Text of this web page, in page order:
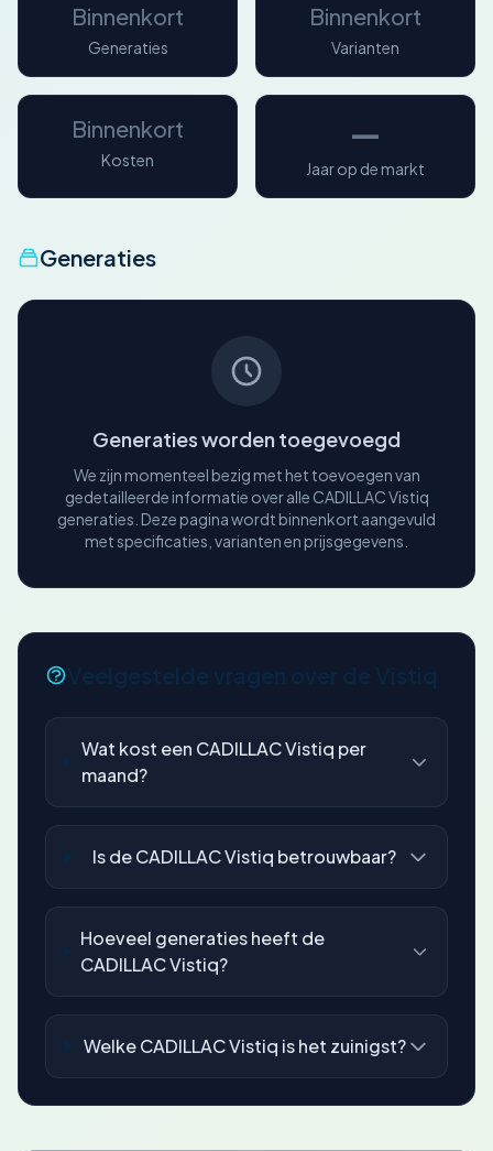
Binnenkort
Generaties
Binnenkort
Varianten
Binnenkort
Kosten
—
Jaar op de markt
Generaties
Generaties worden toegevoegd
We zijn momenteel bezig met het toevoegen van
gedetailleerde informatie over alle CADILLAC Vistiq
generaties. Deze pagina wordt binnenkort aangevuld
met specificaties, varianten en prijsgegevens.
Wat kost een CADILLAC Vistiq per
maand?
Is de CADILLAC Vistiq betrouwbaar?
Hoeveel generaties heeft de
CADILLAC Vistiq?
Welke CADILLAC Vistiq is het zuinigst?